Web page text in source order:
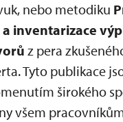
nebo metodiku
inventarizace
z pera
Tyto publikace
širokého
všem